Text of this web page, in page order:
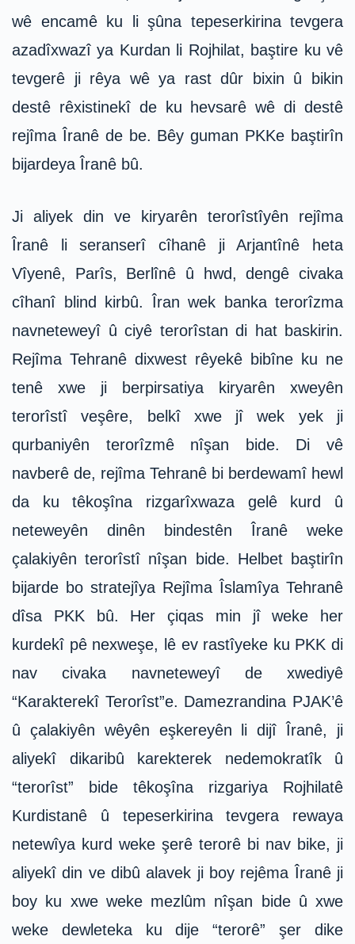
wê encamê ku li şûna tepeserkirina tevgera
azadîxwazî ya Kurdan li Rojhilat, baştire ku vê
tevgerê ji rêya wê ya rast dûr bixin û bikin
destê rêxistinekî de ku hevsarê wê di destê
rejîma Îranê de be. Bêy guman PKKe baştirîn
bijardeya Îranê bû.
Ji aliyek din ve kiryarên terorîstîyên rejîma
Îranê li seranserî cîhanê ji Arjantînê heta
Vîyenê, Parîs, Berlînê û hwd, dengê civaka
cîhanî blind kirbû. Îran wek banka terorîzma
navneteweyî û ciyê terorîstan di hat baskirin.
Rejîma Tehranê dixwest rêyekê bibîne ku ne
tenê xwe ji berpirsatiya kiryarên xweyên
terorîstî veşêre, belkî xwe jî wek yek ji
qurbaniyên terorîzmê nîşan bide. Di vê
navberê de, rejîma Tehranê bi berdewamî hewl
da ku têkoşîna rizgarîxwaza gelê kurd û
neteweyên dinên bindestên Îranê weke
çalakiyên terorîstî nîşan bide. Helbet baştirîn
bijarde bo stratejîya Rejîma Îslamîya Tehranê
dîsa PKK bû. Her çiqas min jî weke her
kurdekî pê nexweşe, lê ev rastîyeke ku PKK di
nav civaka navneteweyî de xwediyê
“Karakterekî Terorîst”e. Damezrandina PJAK’ê
û çalakiyên wêyên eşkereyên li dijî Îranê, ji
aliyekî dikaribû karekterek nedemokratîk û
“terorîst” bide têkoşîna rizgariya Rojhilatê
Kurdistanê û tepeserkirina tevgera rewaya
netewîya kurd weke şerê terorê bi nav bike, ji
aliyekî din ve dibû alavek ji boy rejêma Îranê ji
boy ku xwe weke mezlûm nîşan bide û xwe
weke dewleteka ku dije “terorê” şer dike